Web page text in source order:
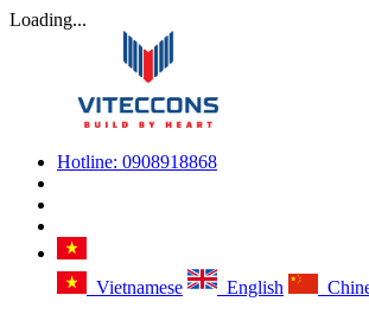
Loading...
Hotline: 0908918868
Vietnamese English